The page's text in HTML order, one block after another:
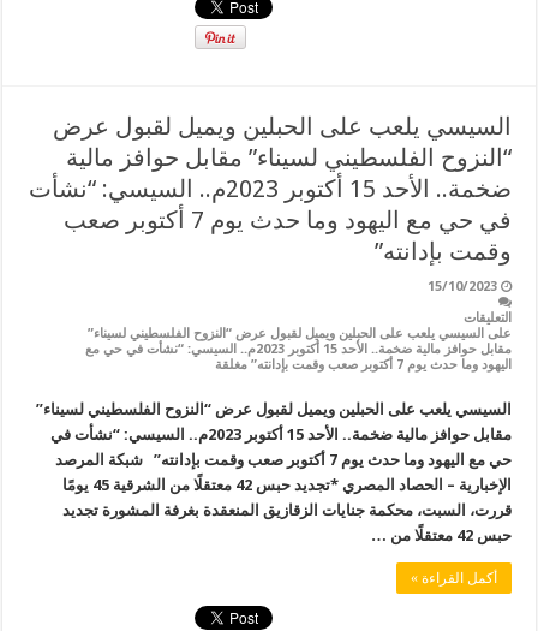
السيسي يلعب على الحبلين ويميل لقبول عرض
“النزوح الفلسطيني لسيناء” مقابل حوافز مالية
ضخمة.. الأحد 15 أكتوبر 2023م.. السيسي: “نشأت
في حي مع اليهود وما حدث يوم 7 أكتوبر صعب
وقمت بإدانته”
15/10/2023
التعليقات
على السيسي يلعب على الحبلين ويميل لقبول عرض “النزوح الفلسطيني لسيناء”
مقابل حوافز مالية ضخمة.. الأحد 15 أكتوبر 2023م.. السيسي: “نشأت في حي مع
اليهود وما حدث يوم 7 أكتوبر صعب وقمت بإدانته” مغلقة
السيسي يلعب على الحبلين ويميل لقبول عرض “النزوح الفلسطيني لسيناء”
مقابل حوافز مالية ضخمة.. الأحد 15 أكتوبر 2023م.. السيسي: “نشأت في
حي مع اليهود وما حدث يوم 7 أكتوبر صعب وقمت بإدانته” شبكة المرصد
الإخبارية – الحصاد المصري *تجديد حبس 42 معتقلًا من الشرقية 45 يومًا
قررت، السبت، محكمة جنايات الزقازيق المنعقدة بغرفة المشورة تجديد
حبس 42 معتقلًا من …
أكمل القراءة »